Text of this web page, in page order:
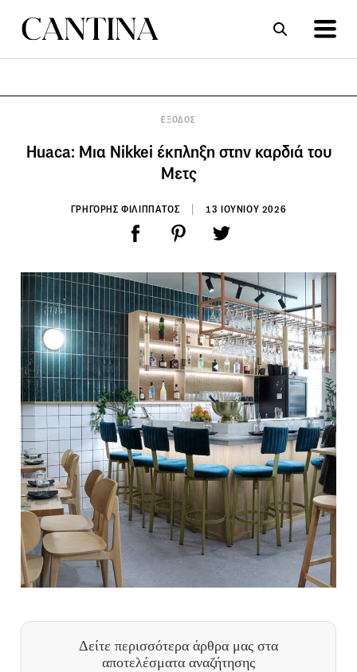
ΕΞΟΔΟΣ
Huaca: Μια Nikkei έκπληξη στην καρδιά του
Μετς
ΓΡΗΓΟΡΗΣ ΦΙΛΙΠΠΑΤΟΣ 13 ΙΟΥΝΙΟΥ 2026
Δείτε περισσότερα άρθρα μας στα
αποτελέσματα αναζήτησης